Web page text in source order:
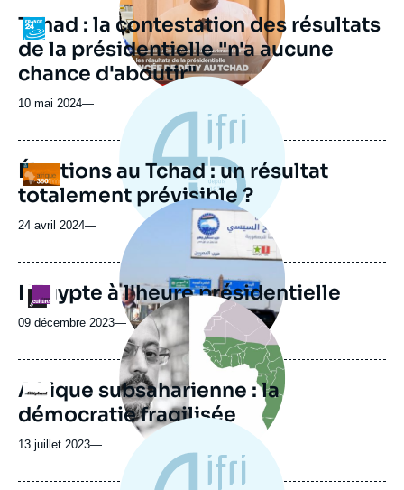
Logo
Tchad : la contestation des résultats
de la présidentielle "n'a aucune
chance d'aboutir"
10 mai 2024—
Logo
Élections au Tchad : un résultat
totalement prévisible ?
24 avril 2024—
Logo
Image
principale
médiatique
L'Egypte à l'heure présidentielle
09 décembre 2023—
Logo
Image
principale
médiatique
Afrique subsaharienne : la
démocratie fragilisée
13 juillet 2023—